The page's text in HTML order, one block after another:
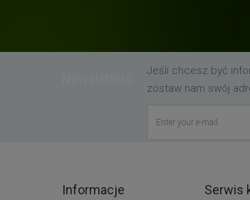
Jeśli chcesz być
zostaw nam swój
Informacje Serwis